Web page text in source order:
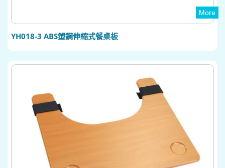
More
YH018-3 ABS塑鋼伸縮式餐桌板